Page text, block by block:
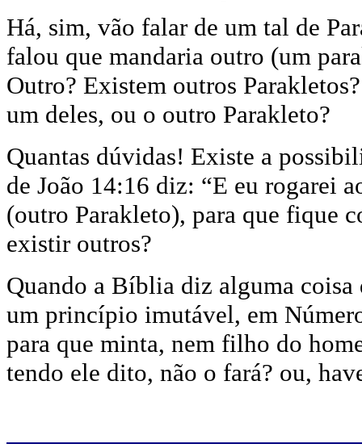
Há, sim, vão falar de um tal de
falou que mandaria outro (um
Outro? Existem outros
um deles, ou o outro Parakleto?
Quantas dúvidas! Existe a
de João 14:16 diz: “E eu rogarei
(outro Parakleto), para que fique
existir outros?
Quando a Bíblia diz alguma coisa
um princípio imutável, em
para que minta, nem filho do
tendo ele dito, não o fará? ou,